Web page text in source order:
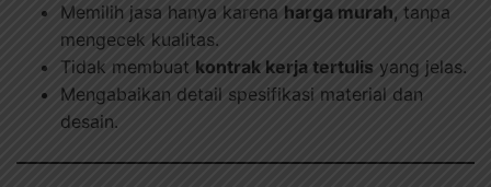
Memilih jasa hanya karena harga murah, tanpa
mengecek kualitas.
Tidak membuat kontrak kerja tertulis yang jelas.
Mengabaikan detail spesifikasi material dan
desain.